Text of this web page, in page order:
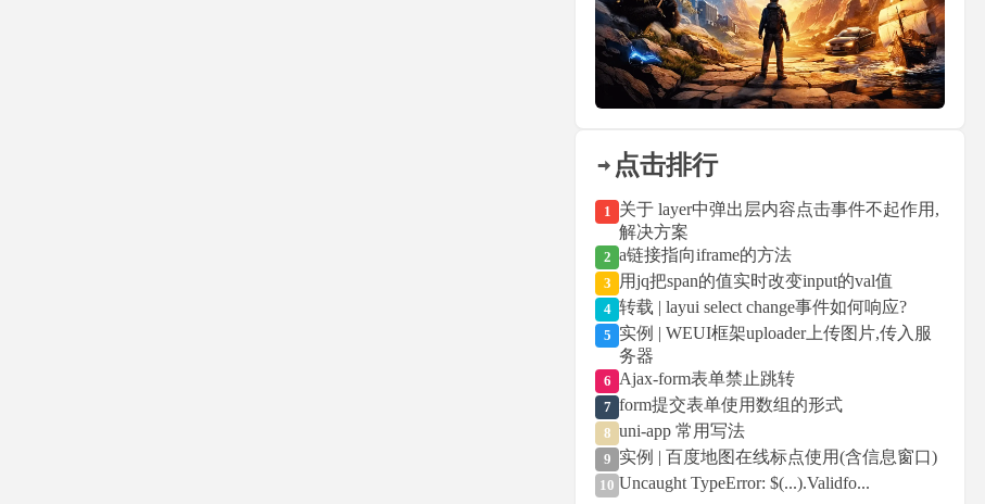
点击排行
1 关于 layer中弹出层内容点击事件不起作用,
解决方案
2 a链接指向iframe的方法
3 用jq把span的值实时改变input的val值
4 转载 | layui select change事件如何响应?
5 实例 | WEUI框架uploader上传图片,传入服
务器
6 Ajax-form表单禁止跳转
7 form提交表单使用数组的形式
8 uni-app 常用写法
9 实例 | 百度地图在线标点使用(含信息窗口)
10 Uncaught TypeError: $(...).Validfo...